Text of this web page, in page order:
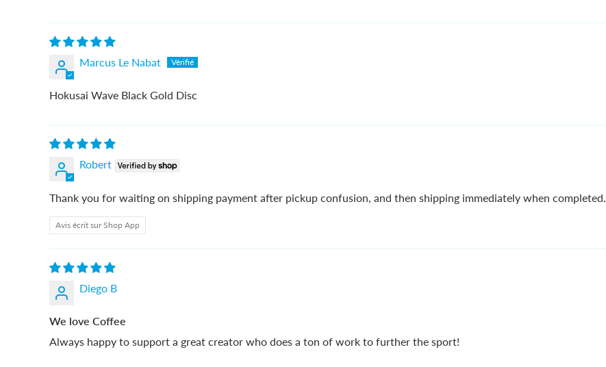
Marcus Le Nabat
Hokusai Wave Black Gold Disc
Robert
Thank you for waiting on shipping payment after pickup confusion, and then shipping immediately when completed.
Avis écrit sur Shop App
Diego B
We love Coffee
Always happy to support a great creator who does a ton of work to further the sport!